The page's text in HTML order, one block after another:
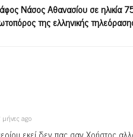
Νάσος Αθανασίου σε ηλικία
της ελληνικής
ago